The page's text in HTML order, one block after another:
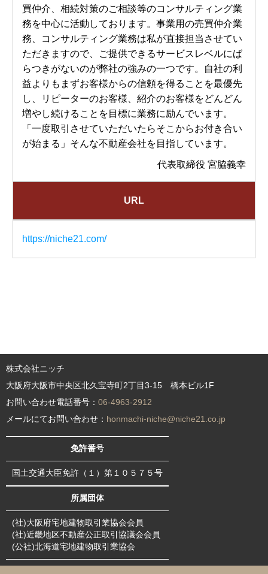
買仲介、相続対策のご相談等のコンサルティング業
務を中心に活動しております。事業用の売買仲介業
務、コンサルティング業務は私が直接担当させてい
ただきますので、ご提供できるサービスレベルにば
らつきがないのが弊社の強みの一つです。自社の利
益よりもまずお客様からの信頼を得ることを最優先
し、リピーターのお客様、紹介のお客様をどんどん
増やし続けることを目標に業務に励んでいます。
「一度取引させていただいたらそこからお付き合い
が始まる」そんな不動産会社を目指しています。
代表取締役 宮脇義幸
URL
https://niche21.com/
株式会社ニッチ
大阪府大阪市中央区北久宝寺町2丁目3-15 橋本ビル1F
お問い合わせ電話番号： 06-4963-2912
メールにてお問い合わせ： honmachi-niche@niche21.co.jp
免許番号
国土交通大臣免許（１）第１０５７５号
所属団体
(社)大阪府宅地建物取引業協会会員
(社)近畿地区不動産公正取引協議会会員
(公社)北海道宅地建物取引業協会